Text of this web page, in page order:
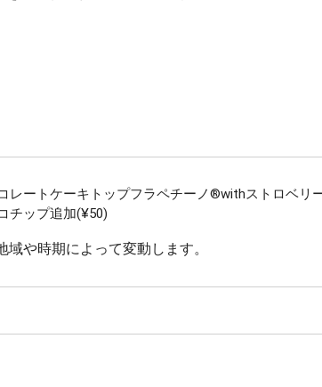
レートケーキトップフラペチーノ®withストロベリ
チップ追加(¥50)
域や時期によって変動します。